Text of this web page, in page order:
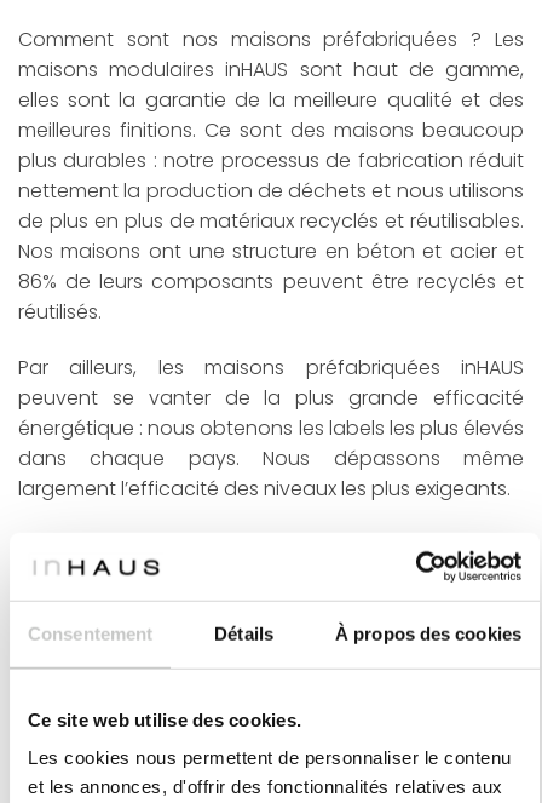
Consentement Détails À propos des cookies
Ce site web utilise des cookies.
Les cookies nous permettent de personnaliser le contenu
et les annonces, d'offrir des fonctionnalités relatives aux
Comment sont nos maisons préfabriquées ? Les
maisons modulaires inHAUS sont haut de gamme,
elles sont la garantie de la meilleure qualité et des
meilleures finitions. Ce sont des maisons beaucoup
plus durables : notre processus de fabrication réduit
nettement la production de déchets et nous utilisons
de plus en plus de matériaux recyclés et réutilisables.
Nos maisons ont une structure en béton et acier et
86% de leurs composants peuvent être recyclés et
réutilisés.
Par ailleurs, les maisons préfabriquées inHAUS
peuvent se vanter de la plus grande efficacité
énergétique : nous obtenons les labels les plus élevés
dans chaque pays. Nous dépassons même
largement l’efficacité des niveaux les plus exigeants.
La large variété et la flexibilité de notre catalogue
permettent à nos maisons de s’adapter avec
simplicité à tout type de terrain ou parcelle. inHAUS
est d’ailleurs une excellente solution pour des
parcelles difficiles avec, par exemple, une pente
Maisons inHAUS possède un livret de spécifications
large et varié. Nous proposons toutes sortes